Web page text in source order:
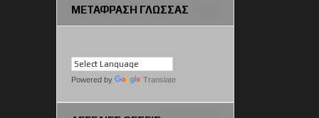
ΜΕΤΑΦΡΑΣΗ ΓΛΩΣΣΑΣ
Powered by Translate